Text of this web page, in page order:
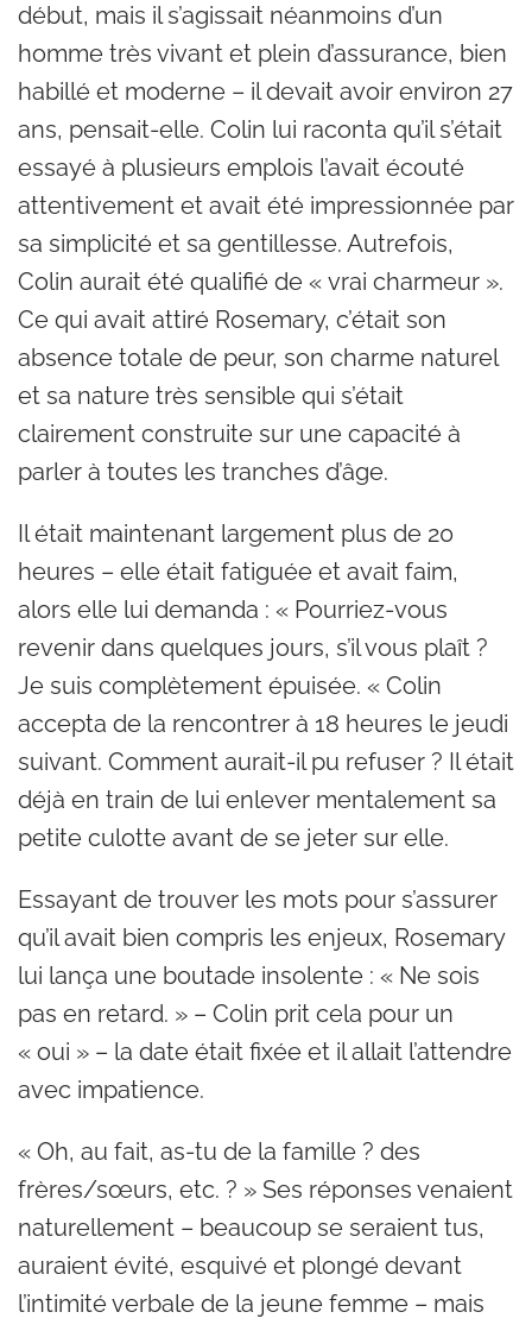
début, mais il s’agissait néanmoins d’un
homme très vivant et plein d’assurance, bien
habillé et moderne – il devait avoir environ 27
ans, pensait-elle. Colin lui raconta qu’il s’était
essayé à plusieurs emplois l’avait écouté
attentivement et avait été impressionnée par
sa simplicité et sa gentillesse. Autrefois,
Colin aurait été qualifié de « vrai charmeur ».
Ce qui avait attiré Rosemary, c’était son
absence totale de peur, son charme naturel
et sa nature très sensible qui s’était
clairement construite sur une capacité à
parler à toutes les tranches d’âge.
Il était maintenant largement plus de 20
heures – elle était fatiguée et avait faim,
alors elle lui demanda : « Pourriez-vous
revenir dans quelques jours, s’il vous plaît ?
Je suis complètement épuisée. « Colin
accepta de la rencontrer à 18 heures le jeudi
suivant. Comment aurait-il pu refuser ? Il était
déjà en train de lui enlever mentalement sa
petite culotte avant de se jeter sur elle.
Essayant de trouver les mots pour s’assurer
qu’il avait bien compris les enjeux, Rosemary
lui lança une boutade insolente : « Ne sois
pas en retard. » – Colin prit cela pour un
« oui » – la date était fixée et il allait l’attendre
avec impatience.
« Oh, au fait, as-tu de la famille ? des
frères/sœurs, etc. ? » Ses réponses venaient
naturellement – beaucoup se seraient tus,
auraient évité, esquivé et plongé devant
l’intimité verbale de la jeune femme – mais